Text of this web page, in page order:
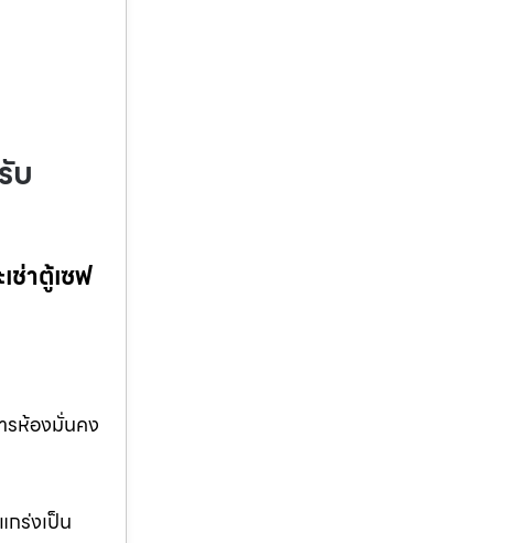
บ
ช่าตู้เซฟ
รห้องมั่นคง
ร่งเป็น